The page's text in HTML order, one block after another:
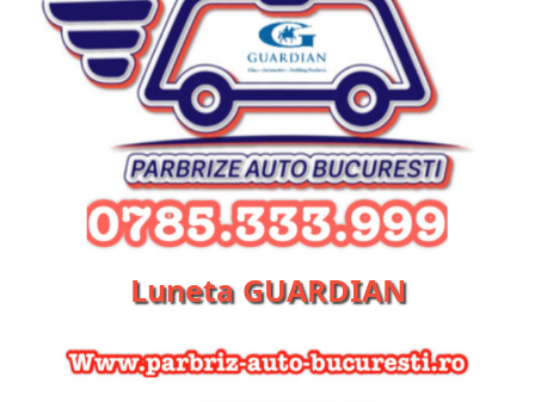
Luneta GUARDIAN